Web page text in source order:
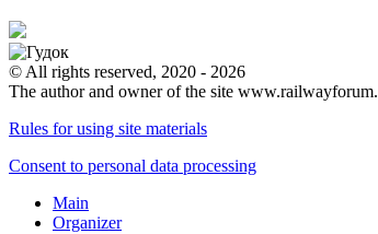
© All rights reserved, 2020 - 2026
The author and owner of the site
Rules for using site materials
Consent to personal data processing
Main
Organizer